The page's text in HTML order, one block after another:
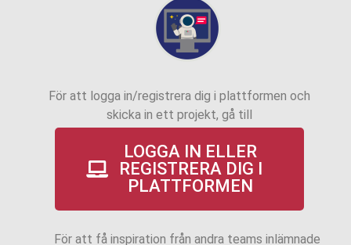
För att logga in/registrera dig i plattformen och
skicka in ett projekt, gå till
LOGGA IN ELLER
REGISTRERA DIG I
PLATTFORMEN
För att få inspiration från andra teams inlämnade